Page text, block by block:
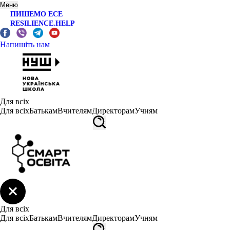
Меню
ПИШЕМО ЕСЕ
RESILIENCE.HELP
Напишіть нам
Для всіх
Для всіхБатькамВчителямДиректорамУчням
Для всіх
Для всіхБатькамВчителямДиректорамУчням